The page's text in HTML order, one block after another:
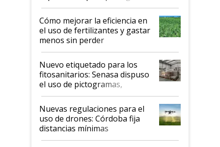
propiedad intelectual
Cómo mejorar la eficiencia en
el uso de fertilizantes y gastar
menos sin perder
productividad en la campaña
fina
Nuevo etiquetado para los
fitosanitarios: Senasa dispuso
el uso de pictogramas,
palabras de advertencia e
indicaciones
Nuevas regulaciones para el
uso de drones: Córdoba fija
distancias mínimas